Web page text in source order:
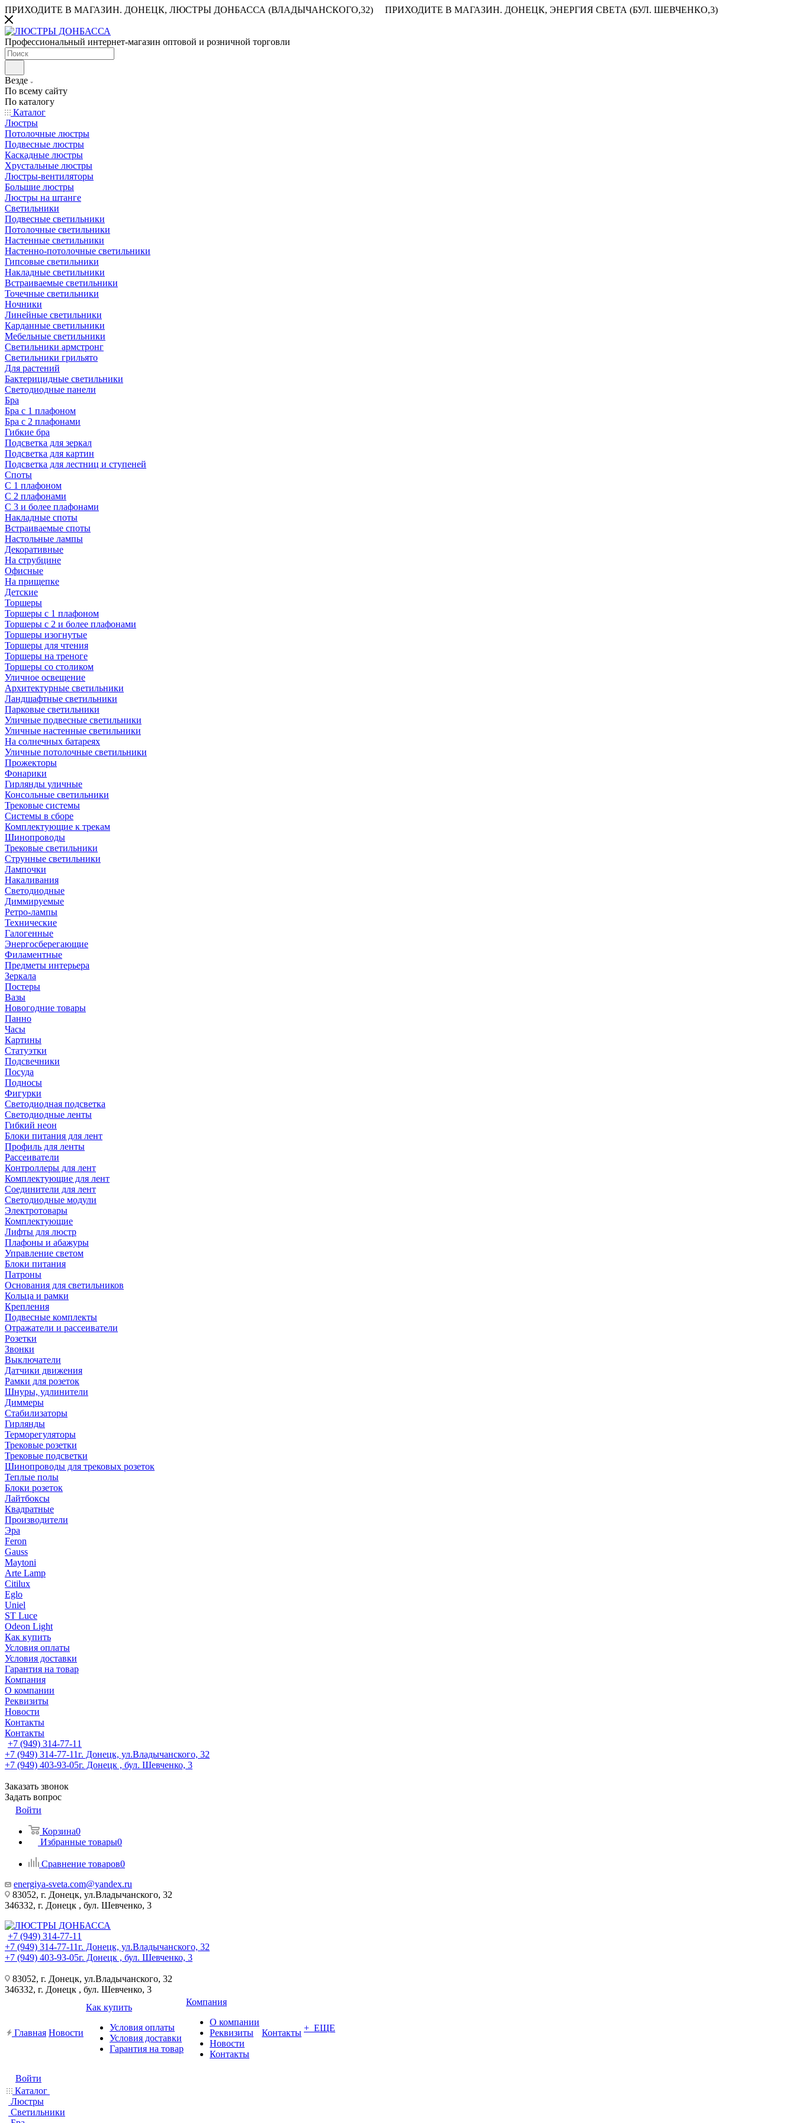
ПРИХОДИТЕ В МАГАЗИН. ДОНЕЦК, ЛЮСТРЫ ДОНБАССА (ВЛАДЫЧАНСКОГО,32) ПРИХОДИТЕ В МАГАЗИН. ДОНЕЦК, ЭНЕРГИЯ СВЕТА (БУЛ. ШЕВЧЕНКО,3)
Профессиональный интернет-магазин оптовой и розничной торговли
Везде
По всему сайту
По каталогу
Каталог
Люстры
Потолочные люстры
Подвесные люстры
Каскадные люстры
Хрустальные люстры
Люстры-вентиляторы
Большие люстры
Люстры на штанге
Светильники
Подвесные светильники
Потолочные светильники
Настенные светильники
Настенно-потолочные светильники
Гипсовые светильники
Накладные светильники
Встраиваемые светильники
Точечные светильники
Ночники
Линейные светильники
Карданные светильники
Мебельные светильники
Светильники армстронг
Светильники грильято
Для растений
Бактерицидные светильники
Светодиодные панели
Бра
Бра с 1 плафоном
Бра с 2 плафонами
Гибкие бра
Подсветка для зеркал
Подсветка для картин
Подсветка для лестниц и ступеней
Споты
С 1 плафоном
С 2 плафонами
С 3 и более плафонами
Накладные споты
Встраиваемые споты
Настольные лампы
Декоративные
На струбцине
Офисные
На прищепке
Детские
Торшеры
Торшеры с 1 плафоном
Торшеры с 2 и более плафонами
Торшеры изогнутые
Торшеры для чтения
Торшеры на треноге
Торшеры со столиком
Уличное освещение
Архитектурные светильники
Ландшафтные светильники
Парковые светильники
Уличные подвесные светильники
Уличные настенные светильники
На солнечных батареях
Уличные потолочные светильники
Прожекторы
Фонарики
Гирлянды уличные
Консольные светильники
Трековые системы
Системы в сборе
Комплектующие к трекам
Шинопроводы
Трековые светильники
Струнные светильники
Лампочки
Накаливания
Светодиодные
Диммируемые
Ретро-лампы
Технические
Галогенные
Энергосберегающие
Филаментные
Предметы интерьера
Зеркала
Постеры
Вазы
Новогодние товары
Панно
Часы
Картины
Статуэтки
Подсвечники
Посуда
Подносы
Фигурки
Светодиодная подсветка
Светодиодные ленты
Гибкий неон
Блоки питания для лент
Профиль для ленты
Рассеиватели
Контроллеры для лент
Комплектующие для лент
Соединители для лент
Светодиодные модули
Электротовары
Комплектующие
Лифты для люстр
Плафоны и абажуры
Управление светом
Блоки питания
Патроны
Основания для светильников
Кольца и рамки
Крепления
Подвесные комплекты
Отражатели и рассеиватели
Розетки
Звонки
Выключатели
Датчики движения
Рамки для розеток
Шнуры, удлинители
Диммеры
Стабилизаторы
Гирлянды
Терморегуляторы
Трековые розетки
Трековые подсветки
Шинопроводы для трековых розеток
Теплые полы
Блоки розеток
Лайтбоксы
Квадратные
Производители
Эра
Feron
Gauss
Maytoni
Arte Lamp
Citilux
Eglo
Uniel
ST Luce
Odeon Light
Как купить
Условия оплаты
Условия доставки
Гарантия на товар
Компания
О компании
Реквизиты
Новости
Контакты
Контакты
+7 (949) 314-77-11
+7 (949) 314-77-11г. Донецк, ул.Владычанского, 32
+7 (949) 403-93-05г. Донецк , бул. Шевченко, 3
Заказать звонок
Задать вопрос
Войти
Корзина0
Избранные товары0
Сравнение товаров0
energiya-sveta.com@yandex.ru
83052, г. Донецк, ул.Владычанского, 32
346332, г. Донецк , бул. Шевченко, 3
+7 (949) 314-77-11
+7 (949) 314-77-11г. Донецк, ул.Владычанского, 32
+7 (949) 403-93-05г. Донецк , бул. Шевченко, 3
83052, г. Донецк, ул.Владычанского, 32
346332, г. Донецк , бул. Шевченко, 3
Главная Новости
Как купить
Условия оплаты
Условия доставки
Гарантия на товар
Компания
О компании
Реквизиты
Новости
Контакты
Контакты + ЕЩЕ
Войти
Каталог
Люстры
Светильники